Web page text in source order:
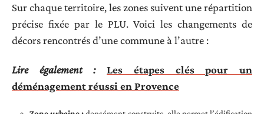
Sur chaque territoire, les zones suivent une répartition
précise fixée par le PLU. Voici les changements de
décors rencontrés d’une commune à l’autre :
Lire également :
Les étapes clés pour un
déménagement réussi en Provence